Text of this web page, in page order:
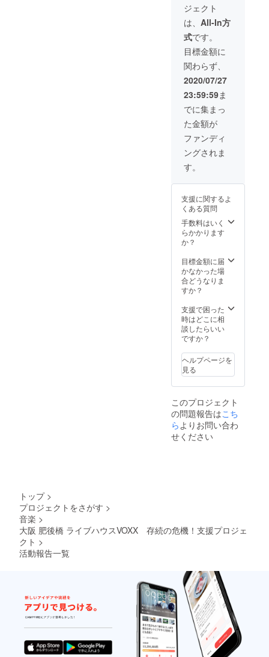
2021年
3月まで
有効
チケッ
ト有効
期限
2020年
9月～
2021年
3月まで
有効 ご
注意 予
約
フォー
ムのご
記入を
VOXXよ
りメー
ルにて
ます。
様、全
員に1ド
リンク
／500円
しま
す。
リンク
チケッ
ト20枚
お渡し
いたし
ます。
VOXX専
属の音
響さ
ん、照
明さん
が料金
に含ま
れま
す。 有
効期限
6ヵ月間
リンク
チケッ
ト有効
期限
2021年
3月まで
有効 ご
フォー
ムのご
記入を
VOXXよ
ルにて
ご案内
いたし
ます。
様、全
員に1ド
リンク
／500円
別途お
ジェクト
は、 All-In方
式です。
目標金額に
関わらず、
2020/07/27
23:59:59ま
でに集まっ
た金額が
ファンディ
ングされま
す。
支援に関するよ
くある質問
手数料はいく
らかかります
か？
目標金額に届
かなかった場
合どうなりま
すか？
支援で困った
時はどこに相
談したらいい
ですか？
ヘルプページを
見る
このプロジェクト
の問題報告はこち
らよりお問い合わ
せください
トップ >
プロジェクトをさがす >
音楽 >
大阪 肥後橋 ライブハウスVOXX 存続の危機！支援プロジェ
クト >
活動報告一覧